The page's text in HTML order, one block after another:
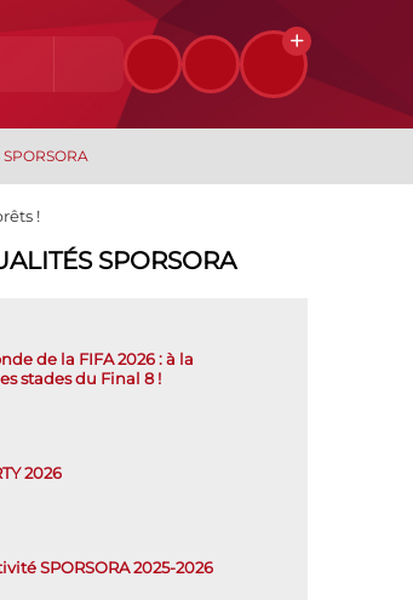
SPORSORA
!
SPORSORA
de la FIFA 2026 : à la
stades du Final 8 !
2026
SPORSORA 2025-2026